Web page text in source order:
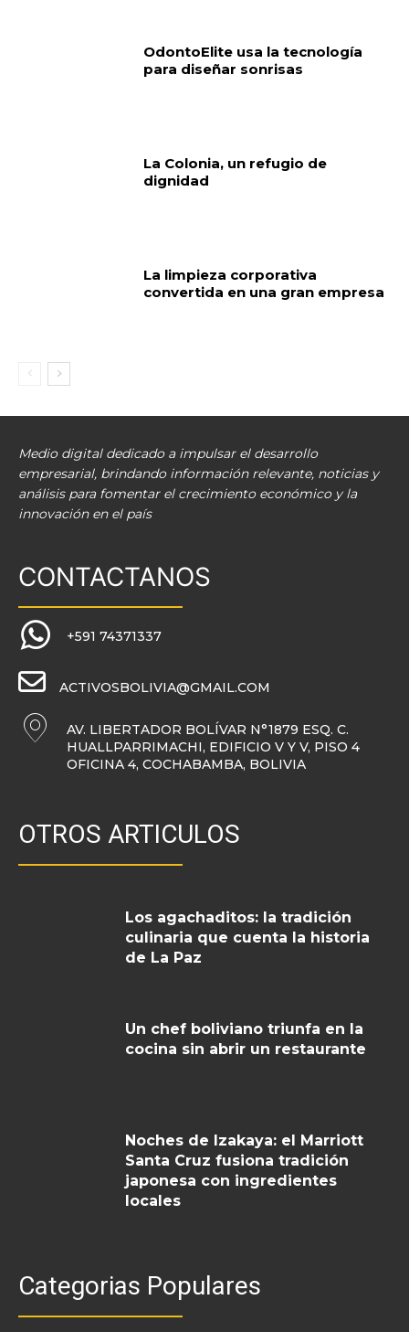
OdontoElite usa la tecnología
para diseñar sonrisas
La Colonia, un refugio de
dignidad
La limpieza corporativa
convertida en una gran empresa
Medio digital dedicado a impulsar el desarrollo
empresarial, brindando información relevante, noticias y
análisis para fomentar el crecimiento económico y la
innovación en el país
CONTACTANOS
+591 74371337
ACTIVOSBOLIVIA@GMAIL.COM
AV. LIBERTADOR BOLÍVAR N°1879 ESQ. C.
HUALLPARRIMACHI, EDIFICIO V Y V, PISO 4
OFICINA 4, COCHABAMBA, BOLIVIA
OTROS ARTICULOS
Los agachaditos: la tradición
culinaria que cuenta la historia
de La Paz
Un chef boliviano triunfa en la
cocina sin abrir un restaurante
Noches de Izakaya: el Marriott
Santa Cruz fusiona tradición
japonesa con ingredientes
locales
Categorias Populares